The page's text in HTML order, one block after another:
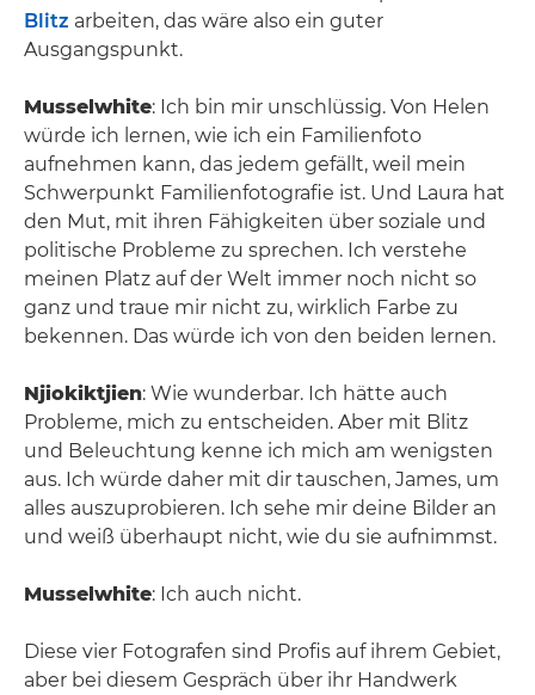
Blitz arbeiten, das wäre also ein guter
Ausgangspunkt.
Musselwhite: Ich bin mir unschlüssig. Von Helen
würde ich lernen, wie ich ein Familienfoto
aufnehmen kann, das jedem gefällt, weil mein
Schwerpunkt Familienfotografie ist. Und Laura hat
den Mut, mit ihren Fähigkeiten über soziale und
politische Probleme zu sprechen. Ich verstehe
meinen Platz auf der Welt immer noch nicht so
ganz und traue mir nicht zu, wirklich Farbe zu
bekennen. Das würde ich von den beiden lernen.
Njiokiktjien: Wie wunderbar. Ich hätte auch
Probleme, mich zu entscheiden. Aber mit Blitz
und Beleuchtung kenne ich mich am wenigsten
aus. Ich würde daher mit dir tauschen, James, um
alles auszuprobieren. Ich sehe mir deine Bilder an
und weiß überhaupt nicht, wie du sie aufnimmst.
Musselwhite: Ich auch nicht.
Diese vier Fotografen sind Profis auf ihrem Gebiet,
aber bei diesem Gespräch über ihr Handwerk